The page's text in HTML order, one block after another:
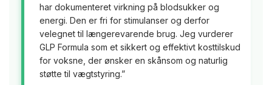
har dokumenteret virkning på blodsukker og
energi. Den er fri for stimulanser og derfor
velegnet til længerevarende brug. Jeg vurderer
GLP Formula som et sikkert og effektivt kosttilskud
for voksne, der ønsker en skånsom og naturlig
støtte til vægtstyring.”